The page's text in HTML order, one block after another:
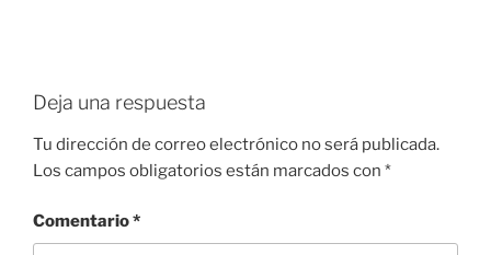
Deja una respuesta
Tu dirección de correo electrónico no será publicada.
Los campos obligatorios están marcados con *
Comentario*